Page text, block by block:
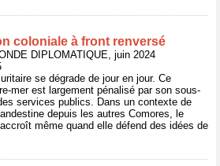
coloniale à front renversé
DIPLOMATIQUE, juin 2024
se dégrade de jour en jour. Ce
mer est largement pénalisé par son sous-
services publics. Dans un contexte de
depuis les autres Comores, le
même quand elle défend des idées de